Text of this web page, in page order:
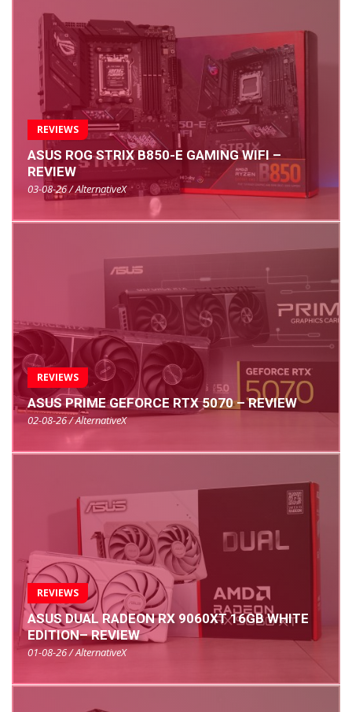
REVIEWS
ASUS ROG STRIX B850-E GAMING WIFI –
REVIEW
03-08-26 / AlternativeX
REVIEWS
ASUS PRIME GEFORCE RTX 5070 – REVIEW
02-08-26 / AlternativeX
REVIEWS
ASUS DUAL RADEON RX 9060XT 16GB WHITE
EDITION– REVIEW
01-08-26 / AlternativeX